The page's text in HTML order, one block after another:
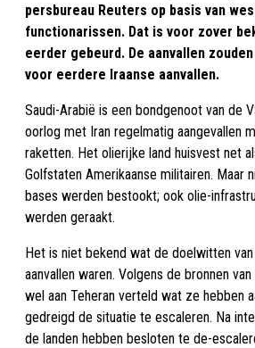
persbureau Reuters op basis van
functionarissen. Dat is voor zover
eerder gebeurd. De aanvallen
voor eerdere Iraanse aanvallen.
Saudi-Arabië is een bondgenoot van de
oorlog met Iran regelmatig aangevallen
raketten. Het olierijke land huisvest net
Golfstaten Amerikaanse militairen. Maar
bases werden bestookt; ook olie-
werden geraakt.
Het is niet bekend wat de doelwitten
aanvallen waren. Volgens de bronnen
wel aan Teheran verteld wat ze hebben
gedreigd de situatie te escaleren. Na
de landen hebben besloten te de-